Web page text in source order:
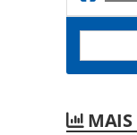
MAIS